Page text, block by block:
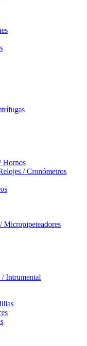
Hornos
/ Cronómetros
Micropipeteadores
Intrumental